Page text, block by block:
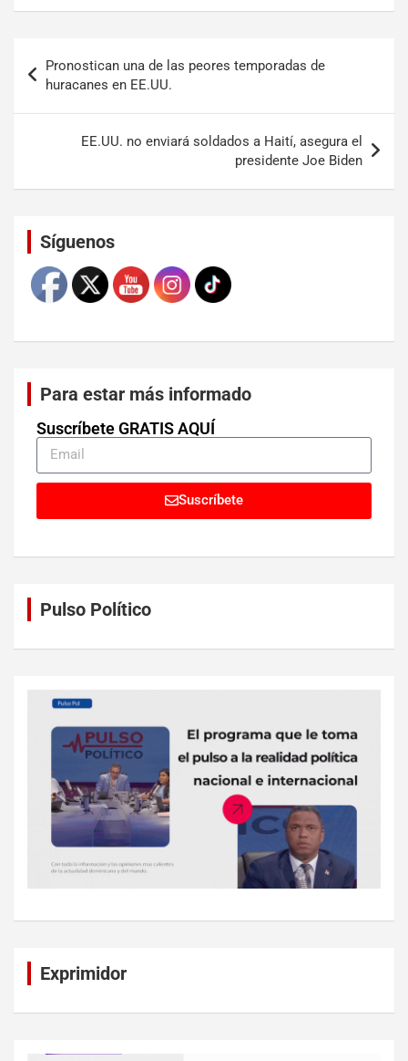
Pronostican una de las peores temporadas de
huracanes en EE.UU.
EE.UU. no enviará soldados a Haití, asegura el
presidente Joe Biden
Síguenos
Para estar más informado
Suscríbete GRATIS AQUÍ
Suscríbete
Pulso Político
Exprimidor